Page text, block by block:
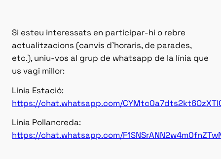
Si esteu interessats en participar-hi o rebre
actualitzacions (canvis d’horaris, de parades,
etc.), uniu-vos al grup de whatsapp de la línia que
us vagi millor:
Línia Estació:
https://chat.whatsapp.com/
Línia Pollancreda:
https://chat.whatsapp.com/